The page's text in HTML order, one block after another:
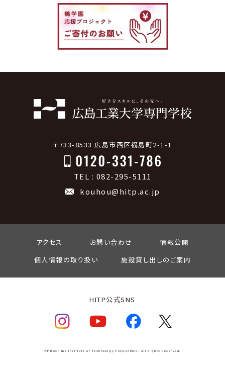
〒733-8533 広島市西区福島町2-1-1
TEL : 082-295-5111
kouhou@hitp.ac.jp
アクセス お問い合わせ
情報公開
個人情報の取り扱い
施設貸し出しのご案内
HITP公式SNS
©Hiroshima Institute of Technology Polytechnic. All Rights Reserved.